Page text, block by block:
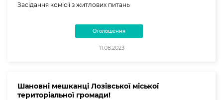
Засідання комісії з житлових питань
Оголошення
11.08.2023
Шановні мешканці Лозівської міської
територіальної громади!